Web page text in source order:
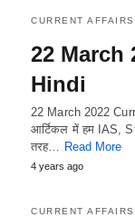
CURRENT AFFAIRS
22 March
Hindi
22 March 2022
आर्टिकल में हम IAS,
तरह… Read More
4 years ago
CURRENT AFFAIRS